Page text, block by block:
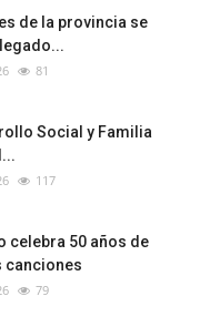
de la provincia se
81
Social y Familia
117
celebra 50 años de
canciones
79